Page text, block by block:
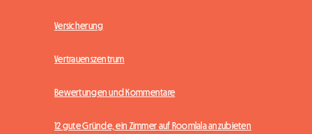
Versicherung
Vertrauenszentrum
Bewertungen und Kommentare
12 gute Gründe, ein Zimmer auf Roomlala anzubieten